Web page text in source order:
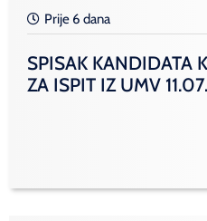
Prije 6 dana
SPISAK KANDIDATA
ZA ISPIT IZ UMV